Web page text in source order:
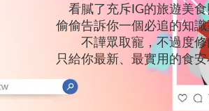
看膩了充斥IG的旅遊美
偷偷告訴你一個必追的知
不譁眾取寵，不過度修
只給你最新、最實用的食